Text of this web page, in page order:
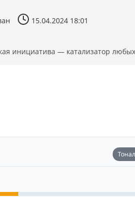
15.04.2024 18:01
инициатива — катализатор